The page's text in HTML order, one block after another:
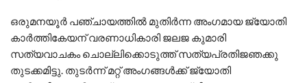
ഒരുമനയൂര്‍ പഞ്ചായത്തില്‍ മുതിര്‍ന്ന അംഗമായ ജ്യോതി
കാര്‍ത്തികേയന് വരണാധികാരി ജലജ കുമാരി
സത്യവാചകം ചൊല്ലിക്കൊടുത്ത് സത്യപ്രതിജഞക്കു
തുടക്കമിട്ടു. തുടര്‍ന്ന് മറ്റ് അംഗങ്ങള്‍ക്ക് ജ്യോതി